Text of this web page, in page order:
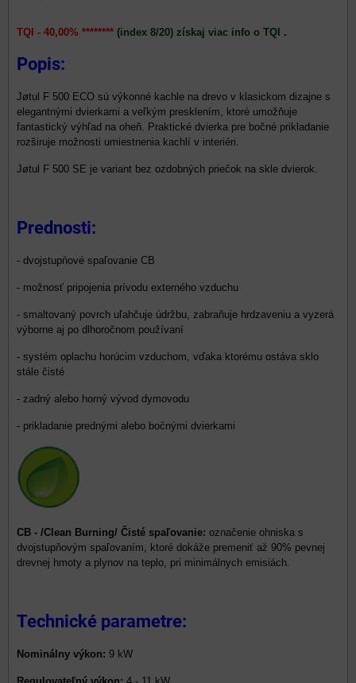
TQI - 40,00% ******** (index 8/20) získaj viac info o TQI .
Popis:
Jøtul F 500 ECO sú výkonné kachle na drevo v klasickom dizajne s
elegantnými dvierkami a veľkým presklením, ktoré umožňuje
fantastický výhľad na oheň. Praktické dvierka pre bočné prikladanie
rozširuje možnosti umiestnenia kachlí v interiéri.
Jøtul F 500 SE je variant bez ozdobných priečok na skle dvierok.
Prednosti:
- dvojstupňové spaľovanie CB
- možnosť pripojenia prívodu externého vzduchu
- smaltovaný povrch uľahčuje údržbu, zabraňuje hrdzaveniu a vyzerá
výborne aj po dlhoročnom používaní
- systém oplachu horúcim vzduchom, vďaka ktorému ostáva sklo
stále čisté
- zadný alebo horný vývod dymovodu
- prikladanie prednými alebo bočnými dvierkami
CB - /Clean Burning/ Čisté spaľovanie: označenie ohniska s
dvojstupňovým spaľovaním, ktoré dokáže premeniť až 90% pevnej
drevnej hmoty a plynov na teplo, pri minimálnych emisiách.
Technické parametre:
Nominálny výkon: 9 kW